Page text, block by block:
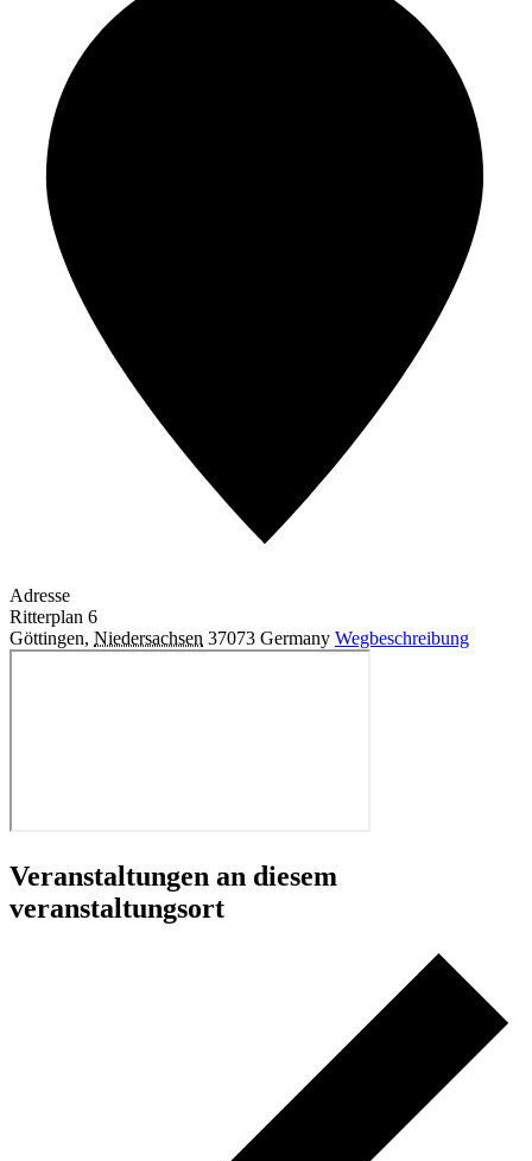
Adresse
Ritterplan 6
Göttingen, Niedersachsen 37073 Germany Wegbeschreibung
Veranstaltungen an diesem
veranstaltungsort